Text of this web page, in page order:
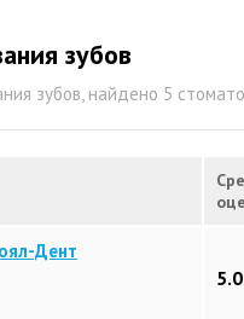
зубов
зубов, найдено 5
Дент
5.0